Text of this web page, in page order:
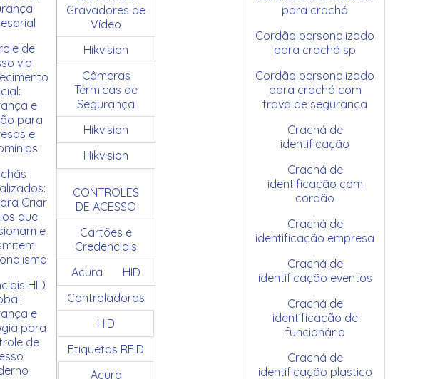
de
via
e
para
e
Criar
que
e
HID
e
para
de
Gravadores de
Vídeo
Hikvision
Câmeras
Térmicas de
Segurança
Hikvision
Hikvision
CONTROLES
DE ACESSO
Cartões e
Credenciais
Acura
HID
Controladoras
HID
Etiquetas RFID
Acura
para crachá
Cordão personalizado
para crachá sp
Cordão personalizado
para crachá com
trava de segurança
Crachá de
identificação
Crachá de
identificação com
cordão
Crachá de
identificação empresa
Crachá de
identificação eventos
Crachá de
identificação de
funcionário
Crachá de
identificação plastico